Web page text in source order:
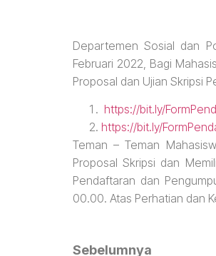
Departemen Sosial dan
Februari 2022, Bagi
Proposal dan Ujian Skripsi
https://bit.ly/
https://bit.ly/
Teman – Teman
Proposal Skripsi dan
Pendaftaran dan
00.00. Atas Perhatian dan
Sebelumnya